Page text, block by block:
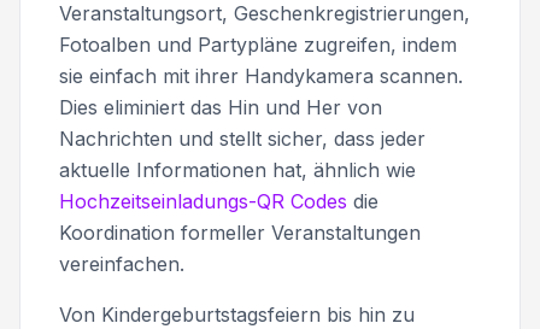
Veranstaltungsort, Geschenkregistrierungen,
Fotoalben und Partypläne zugreifen, indem
sie einfach mit ihrer Handykamera scannen.
Dies eliminiert das Hin und Her von
Nachrichten und stellt sicher, dass jeder
aktuelle Informationen hat, ähnlich wie
Hochzeitseinladungs-QR Codes die
Koordination formeller Veranstaltungen
vereinfachen.
Von Kindergeburtstagsfeiern bis hin zu